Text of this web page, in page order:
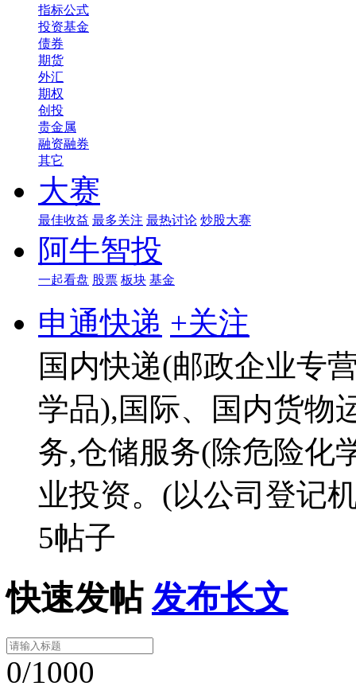
指标公式
投资基金
债券
期货
外汇
期权
创投
贵金属
融资融券
其它
大赛
最佳收益 最多关注 最热讨论 炒股大赛
阿牛智投
一起看盘 股票 板块 基金
申通快递 +关注
国内快递(邮政企业专
学品),国际、国内货物
务,仓储服务(除危险化
业投资。(以公司登记
5帖子
快速发帖 发布长文
0/1000